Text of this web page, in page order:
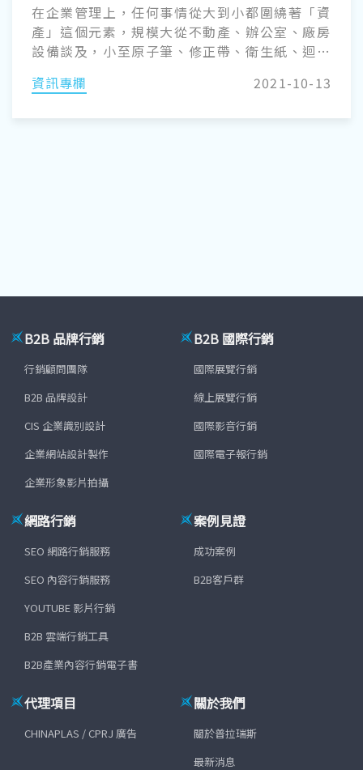
在企業管理上，任何事情從大到小都圍繞著「資
產」這個元素，規模大從不動產、辦公室、廠房
設備談及，小至原子筆、修正帶、衛生紙、迴紋
立在成本的考量上。而儲存在企業內電腦中的
資訊專欄 2021-10-13
B2B 品牌行銷
行銷顧問團隊
B2B 品牌設計
CIS 企業識別設計
企業網站設計製作
企業形象影片拍攝
B2B 國際行銷
國際展覽行銷
線上展覽行銷
國際影音行銷
國際電子報行銷
網路行銷
SEO 網路行銷服務
SEO 內容行銷服務
YOUTUBE 影片行銷
B2B 雲端行銷工具
B2B產業內容行銷電子書
案例見證
成功案例
B2B客戶群
代理項目
CHINAPLAS / CPRJ 廣告
關於我們
關於普拉瑞斯
最新消息